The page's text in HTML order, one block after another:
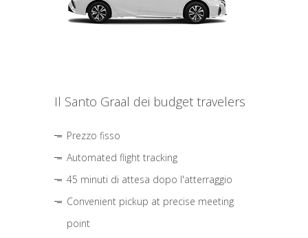
Il Santo Graal dei budget travelers
Prezzo fisso
Automated flight tracking
45 minuti di attesa dopo l'atterraggio
Convenient pickup at precise meeting
point